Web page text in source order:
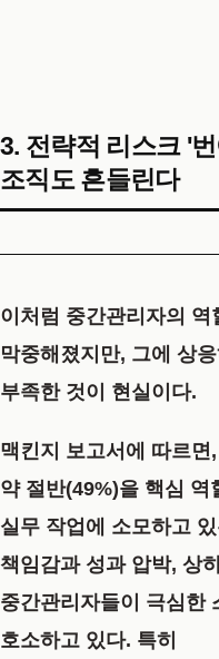
3. 전략적 리스크 '
조직도 흔들린다
이처럼 중간관리자의
막중해졌지만, 그에 상
부족한 것이 현실이다.
맥킨지 보고서에 따르면
약 절반(49%)을 핵심
실무 작업에 소모하고
책임감과 성과 압박, 상
중간관리자들이 극심한
호소하고 있다. 특히